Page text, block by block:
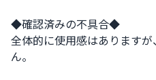
◆確認済みの不具合◆
全体的に使用感はあります
ん。